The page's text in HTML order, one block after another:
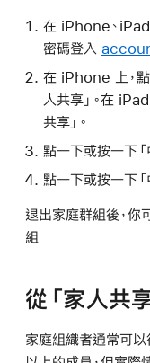
在 iPhone、
密碼登入
在 iPhone 上，點
人共享」。在
共享」。
點一下或按一下「
點一下或按一下「
退出家庭群組後，你
組
從「家人共
家庭組織者通常可